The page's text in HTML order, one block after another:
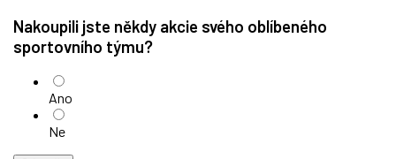
Nakoupili jste někdy akcie svého oblíbeného
sportovního týmu?
Ano
Ne